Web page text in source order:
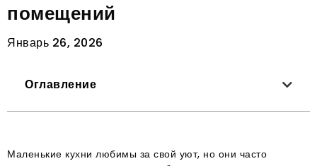
помещений
Январь 26, 2026
Оглавление
Маленькие кухни любимы за свой уют, но они часто